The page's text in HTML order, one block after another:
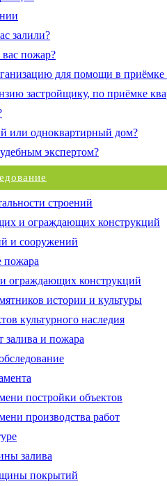
залили?
вас пожар?
для помощи в приёмке
застройщику, по приёмке
или одноквартирный дом?
экспертом?
строений
и ограждающих конструкций
и сооружений
пожара
ограждающих конструкций
истории и культуры
культурного наследия
залива и пожара
постройки объектов
производства работ
залива
покрытий